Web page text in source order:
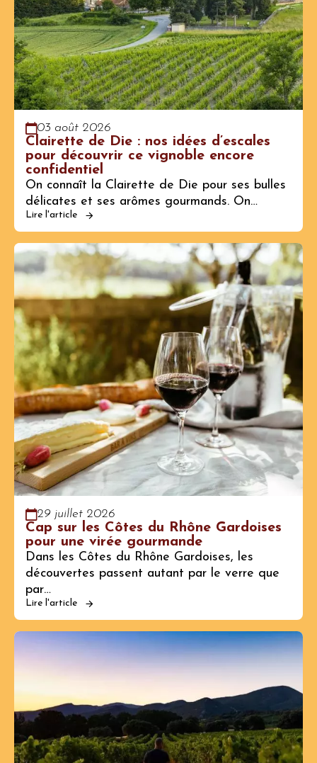
03 août 2026
Clairette de Die : nos idées d’escales
pour découvrir ce vignoble encore
confidentiel
On connaît la Clairette de Die pour ses bulles
délicates et ses arômes gourmands. On…
Lire l'article
29 juillet 2026
Cap sur les Côtes du Rhône Gardoises
pour une virée gourmande
Dans les Côtes du Rhône Gardoises, les
découvertes passent autant par le verre que
par…
Lire l'article